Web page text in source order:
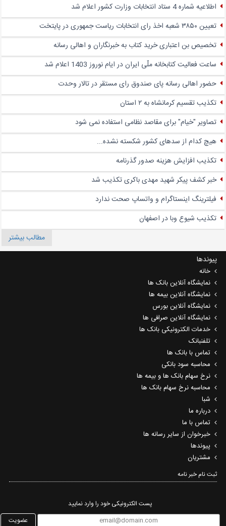
اطلاعیه شماره 4 ستاد انتخابات وزارت کشور اعلام شد
تعیین ۳۸۵۰ شعبه اخذ رای انتخابات ریاست جمهوری در پایتخت
تخصیص بن اعتباری خرید کتاب به خبرنگاران و اهالی رسانه
ساعت فعالیت کتابخانه ملّی ایران در ایام نوروز 1403 اعلام شد
حضور اهالی رسانه پای صندوق‌ رای مستقر در تالار وحدت
تکذیب تقسیم کرمانشاه به ۲ استان
تصاویر "خیام" برای مقاصد نظامی استفاده نمی شود
هیچ کدام از سدهای کشور شکسته نشده...
تکذیب افزایش هزینه صدور گذرنامه
خبر کشف پیکر شهید مهدی باکری تکذیب شد
فیلترینگ اینستاگرام و واتساپ صحت ندارد
تکذیب شیوع وبا در اصفهان
مطالب بیشتر
پیوندها
خانه
نمایشگاه آنلاین بانک ها
نمایشگاه آنلاین بیمه ها
نمایشگاه آنلاین بورس
نمایشگاه آنلاین صرافی ها
خدمات الکترونیکی بانک ها
تلفنبانک
تماس با بانک ها
محاسبه سود بانکی
نرخ سهام بانک ها و بیمه ها
محاسبه نرخ سهام بانک ها
شبا
درباره ما
تماس با ما
خبرخوان از سایر رسانه ها
پیوندها
مشتریان
ثبت نام خبر نامه‌
پست الکترونیکی خود را وارد نمایید
عضویت